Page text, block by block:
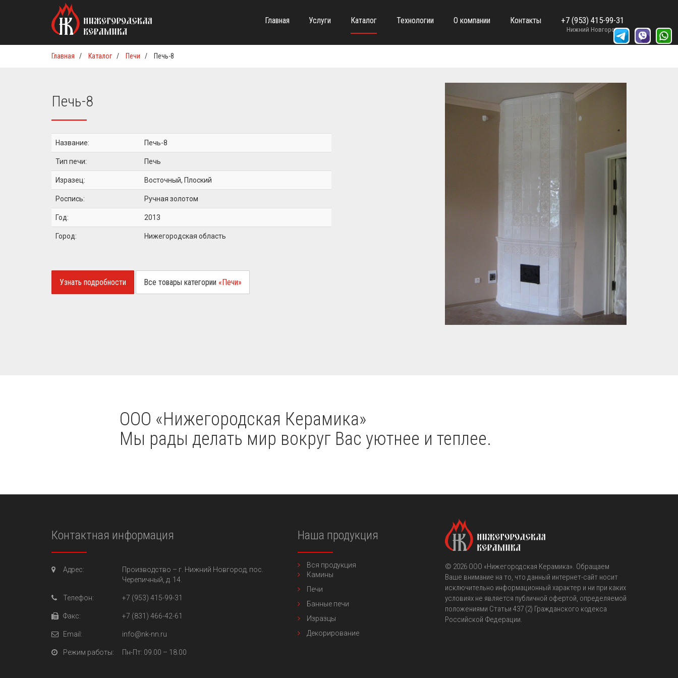
Главная Услуги Каталог Технологии О компании Контакты +7 (953) 415-99-31
Нижний Новгород
Главная / Каталог / Печи / Печь-8
Печь-8
Название: Печь-8
Тип печи: Печь
Изразец: Восточный, Плоский
Роспись: Ручная золотом
Год: 2013
Город: Нижегородская область
Узнать подробности Все товары категории «Печи»
OOO «Нижегородская Керамика»
Мы рады делать мир вокруг Вас уютнее и теплее.
Контактная информация
Адрес: Производство – г. Нижний Новгород, пос.
Черепичный, д. 14.
Телефон: +7 (953) 415-99-31
Факс: +7 (831) 466-42-61
Email: info@nk-nn.ru
Режим работы: Пн-Пт: 09.00 – 18.00
Наша продукция
Вся продукция
Камины
Печи
Банные печи
Изразцы
Декорирование
© 2026 OOO «Нижегородская Керамика». Обращаем
Ваше внимание на то, что данный интернет-сайт носит
исключительно информационный характер и ни при каких
условиях не является публичной офертой, определяемой
положениями Статьи 437 (2) Гражданского кодекса
Российской Федерации.